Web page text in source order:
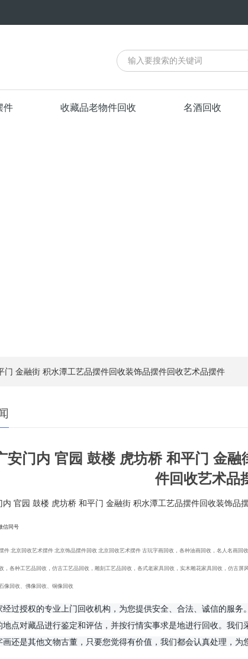
件 收藏品老物件回收 名酒回收
金融街 积水潭工艺品摆件回收装饰品摆件回收艺术品摆件
安门内 官园 鼓楼 虎坊桥 和平门 金
件回收艺术品
内 官园 鼓楼 虎坊桥 和平门 金融街 积水潭工艺品摆件回收装饰品
信同号
件 北京回收艺术摆件 北京饰品摆件回收 北京回收艺术摆件 古玩字画回收，各种油画回收，名人名画
，各种工艺品回收，仿古工艺品回收，雕刻工艺品回收，各式老家具回收，实木雕花家具回收，仿古
像回收、佛像回收、铜像回收
经过授权的专业上门回收机构，为您提供安全、合法、诚信的服
地点对藏品进行鉴定和评估，并按行情实事求是地进行回收。我
还是其他文物古董，只要您觉得有价值，我们都会认真处理，为